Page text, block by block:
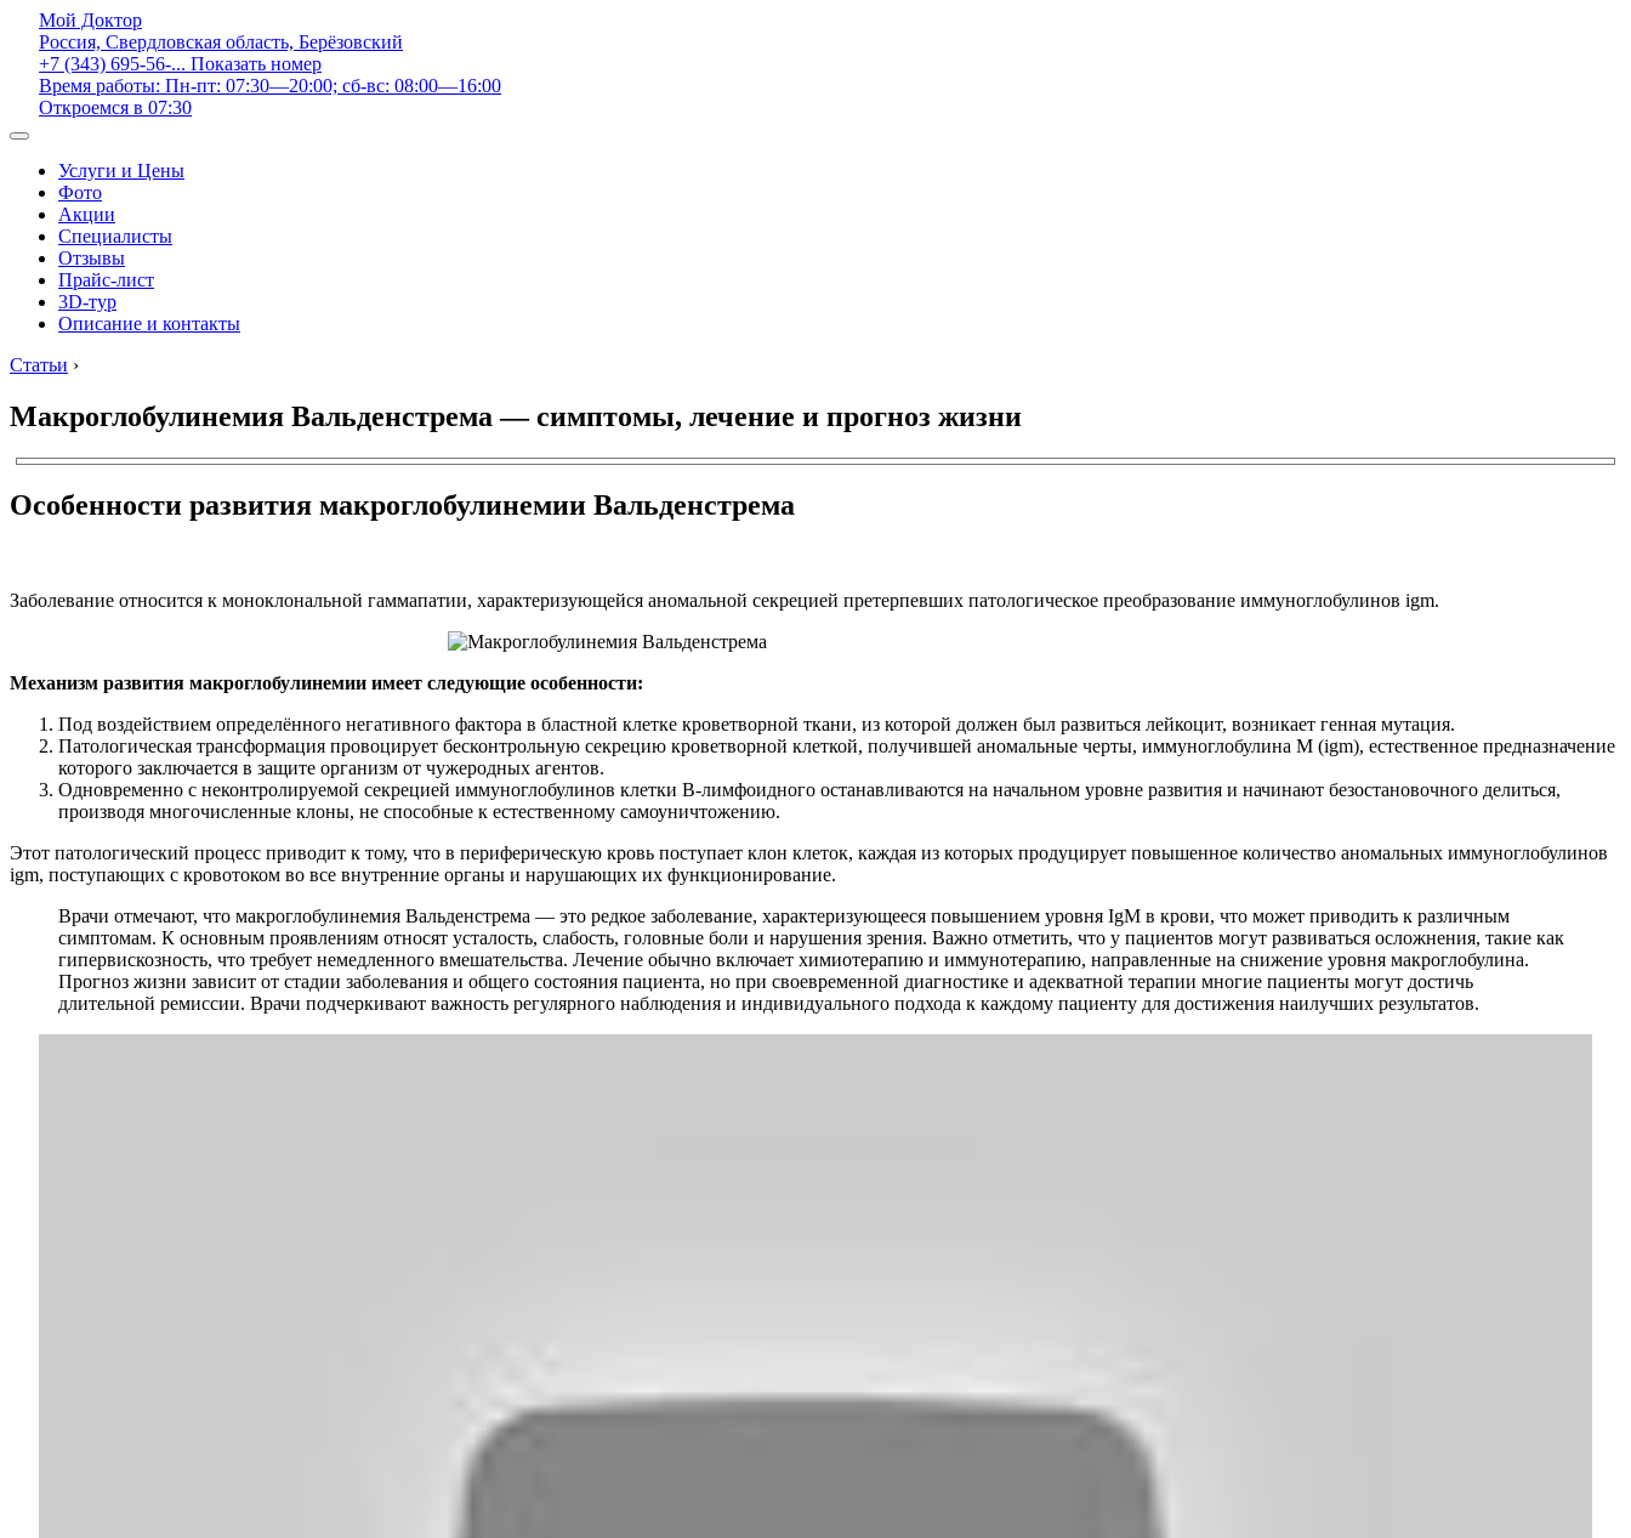
Мой Доктор
Россия, Свердловская область, Берёзовский
+7 (343) 695-56-... Показать номер
Время работы: Пн-пт: 07:30—20:00; сб-вс: 08:00—16:00
Откроемся в 07:30
Услуги и Цены
Фото
Акции
Специалисты
Отзывы
Прайс-лист
3D-тур
Описание и контакты
Статьи ›
Макроглобулинемия Вальденстрема — симптомы, лечение и прогноз жизни
Особенности развития макроглобулинемии Вальденстрема
Заболевание относится к моноклональной гаммапатии, характеризующейся аномальной секрецией претерпевших патологическое преобразование иммуноглобулинов igm.
Механизм развития макроглобулинемии имеет следующие особенности:
Под воздействием определённого негативного фактора в бластной клетке кроветворной ткани, из которой должен был развиться лейкоцит, возникает генная мутация.
Патологическая трансформация провоцирует бесконтрольную секрецию кроветворной клеткой, получившей аномальные черты, иммуноглобулина М (igm), естественное предназначение
которого заключается в защите организм от чужеродных агентов.
Одновременно с неконтролируемой секрецией иммуноглобулинов клетки В-лимфоидного останавливаются на начальном уровне развития и начинают безостановочного делиться,
производя многочисленные клоны, не способные к естественному самоуничтожению.
Этот патологический процесс приводит к тому, что в периферическую кровь поступает клон клеток, каждая из которых продуцирует повышенное количество аномальных иммуноглобулинов
igm, поступающих с кровотоком во все внутренние органы и нарушающих их функционирование.
Врачи отмечают, что макроглобулинемия Вальденстрема — это редкое заболевание, характеризующееся повышением уровня IgM в крови, что может приводить к различным
симптомам. К основным проявлениям относят усталость, слабость, головные боли и нарушения зрения. Важно отметить, что у пациентов могут развиваться осложнения, такие как
гипервискозность, что требует немедленного вмешательства. Лечение обычно включает химиотерапию и иммунотерапию, направленные на снижение уровня макроглобулина.
Прогноз жизни зависит от стадии заболевания и общего состояния пациента, но при своевременной диагностике и адекватной терапии многие пациенты могут достичь
длительной ремиссии. Врачи подчеркивают важность регулярного наблюдения и индивидуального подхода к каждому пациенту для достижения наилучших результатов.